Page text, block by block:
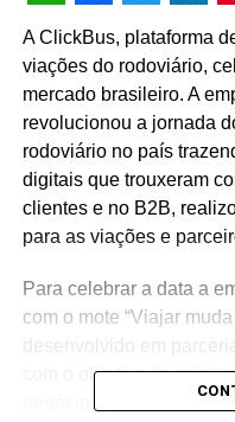
WhatsApp
Facebook
A ClickBus, plataforma
viações do rodoviário,
mercado brasileiro. A
revolucionou a jornada
rodoviário no país
digitais que trouxeram
clientes e no B2B,
para as viações e
Para celebrar a data a
com o mote “Viajar
desenvolvido em
com o objetivo de criar
negócio, propósito,